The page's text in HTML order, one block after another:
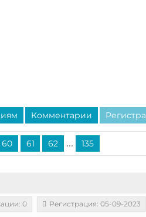
Комментарии
60 61 62 ... 135
0 Регистрация: 05-09-2023